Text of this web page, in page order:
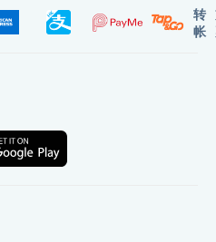
转
帐